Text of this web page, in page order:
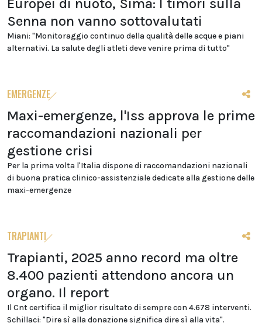
Europei di nuoto, Sima: I timori sulla
Senna non vanno sottovalutati
Miani: "Monitoraggio continuo della qualità delle acque e piani
alternativi. La salute degli atleti deve venire prima di tutto"
EMERGENZE
Maxi-emergenze, l'Iss approva le prime
raccomandazioni nazionali per
gestione crisi
Per la prima volta l'Italia dispone di raccomandazioni nazionali
di buona pratica clinico-assistenziale dedicate alla gestione delle
maxi-emergenze
TRAPIANTI
Trapianti, 2025 anno record ma oltre
8.400 pazienti attendono ancora un
organo. Il report
Il Cnt certifica il miglior risultato di sempre con 4.678 interventi.
Schillaci: "Dire sì alla donazione significa dire sì alla vita".